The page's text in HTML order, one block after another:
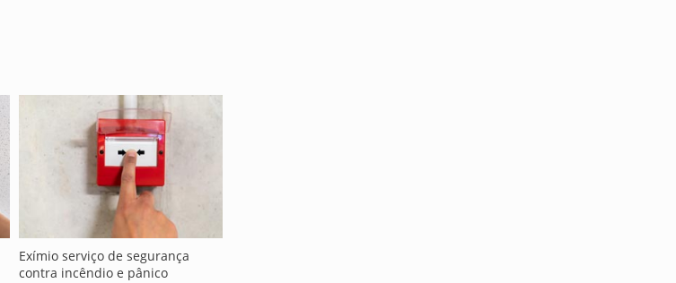
Exímio serviço de segurança
contra incêndio e pânico